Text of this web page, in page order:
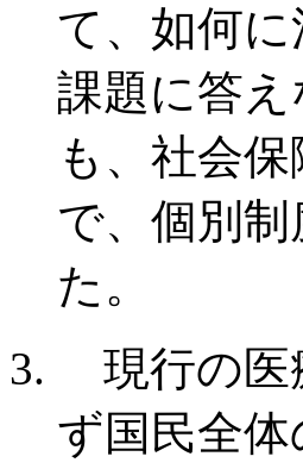
て、如何
課題に答
も、社会
で、個別
た。
現行の医
ず国民全